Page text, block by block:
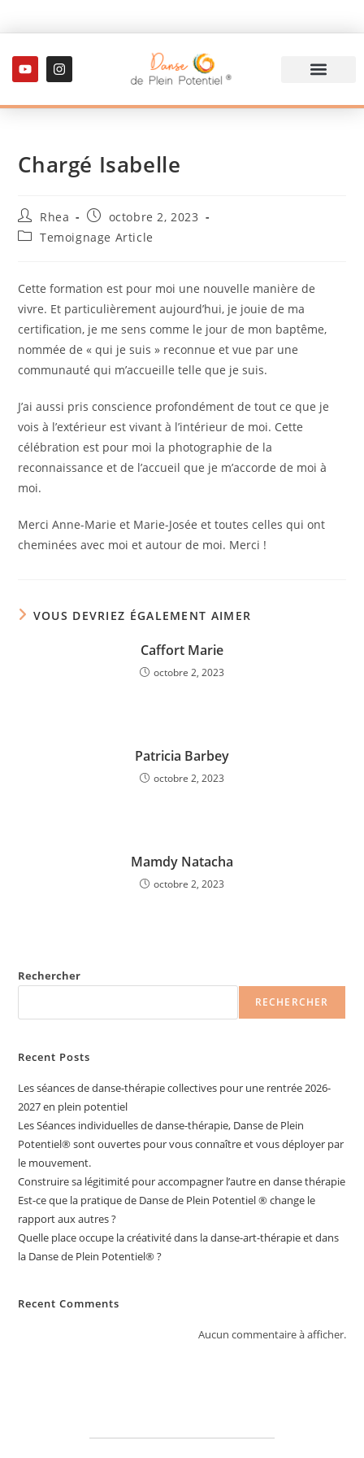
Chargé Isabelle
Rhea
octobre 2, 2023
Temoignage Article
Cette formation est pour moi une nouvelle manière de
vivre. Et particulièrement aujourd’hui, je jouie de ma
certification, je me sens comme le jour de mon baptême,
nommée de « qui je suis » reconnue et vue par une
communauté qui m’accueille telle que je suis.
J’ai aussi pris conscience profondément de tout ce que je
vois à l’extérieur est vivant à l’intérieur de moi. Cette
célébration est pour moi la photographie de la
reconnaissance et de l’accueil que je m’accorde de moi à
moi.
Merci Anne-Marie et Marie-Josée et toutes celles qui ont
cheminées avec moi et autour de moi. Merci !
VOUS DEVRIEZ ÉGALEMENT AIMER
Caffort Marie
octobre 2, 2023
Patricia Barbey
octobre 2, 2023
Mamdy Natacha
octobre 2, 2023
Rechercher
RECHERCHER
Recent Posts
Les séances de danse-thérapie collectives pour une rentrée 2026-
2027 en plein potentiel
Les Séances individuelles de danse-thérapie, Danse de Plein
Potentiel®️ sont ouvertes pour vous connaître et vous déployer par
le mouvement.
Construire sa légitimité pour accompagner l’autre en danse thérapie
Est-ce que la pratique de Danse de Plein Potentiel ® change le
rapport aux autres ?
Quelle place occupe la créativité dans la danse-art-thérapie et dans
la Danse de Plein Potentiel® ?
Recent Comments
Aucun commentaire à afficher.